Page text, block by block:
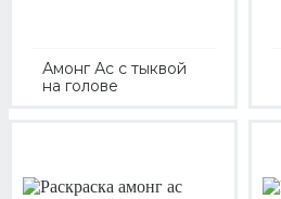
Амонг Ас с тыквой
на голове